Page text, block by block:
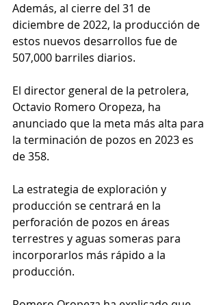
Además, al cierre del 31 de
diciembre de 2022, la producción de
estos nuevos desarrollos fue de
507,000 barriles diarios.
El director general de la petrolera,
Octavio Romero Oropeza, ha
anunciado que la meta más alta para
la terminación de pozos en 2023 es
de 358.
La estrategia de exploración y
producción se centrará en la
perforación de pozos en áreas
terrestres y aguas someras para
incorporarlos más rápido a la
producción.